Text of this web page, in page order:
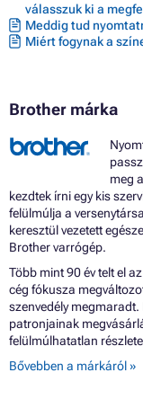
Patron BROTHER
Patron BROTHER
Patron BROTHER MFC-
Patron BROTHER MFC-
válasszuk ki a
Meddig tud
Miért fogynak a
Brother márka
meg
kezdtek írni egy kis
felülmúlja a
keresztül vezetett
Brother varrógép.
Több mint 90 év telt el
cég fókusza
szenvedély megmaradt.
patronjainak
felülmúlhatatlan
Bővebben a márkáról »